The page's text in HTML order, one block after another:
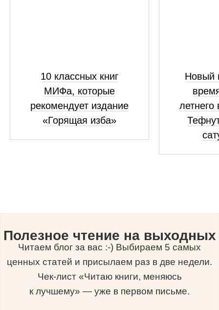
10 классных книг
МИФа, которые
рекомендует издание
«Горящая изба»
Новый
Полезное чтение на выходных
Читаем блог за вас :-) Выбираем 5 самых
ценных статей и присылаем раз в две недели.
Чек-лист «Читаю книги, меняюсь
к лучшему» — уже в первом письме.